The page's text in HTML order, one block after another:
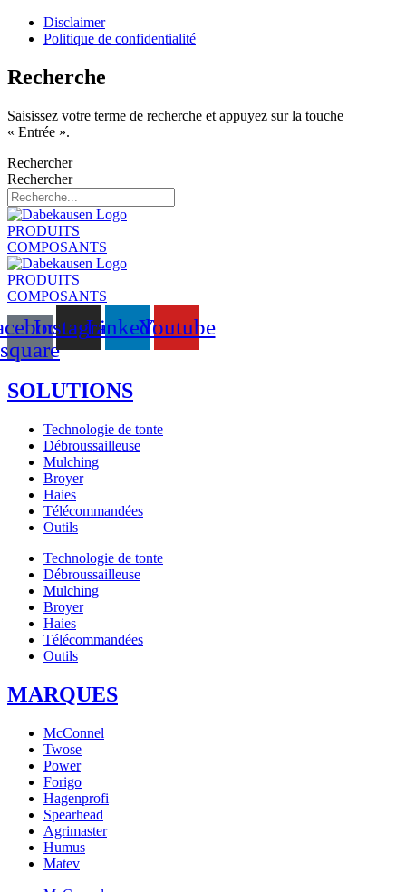
Disclaimer
Politique de confidentialité
Recherche
Saisissez votre terme de recherche et appuyez sur la touche
« Entrée ».
Rechercher
Rechercher
PRODUITS
COMPOSANTS
PRODUITS
COMPOSANTS
square
InstagramLinkedinYoutube
SOLUTIONS
Technologie de tonte
Débroussailleuse
Mulching
Broyer
Haies
Télécommandées
Outils
Technologie de tonte
Débroussailleuse
Mulching
Broyer
Haies
Télécommandées
Outils
MARQUES
McConnel
Twose
Power
Forigo
Hagenprofi
Spearhead
Agrimaster
Humus
Matev